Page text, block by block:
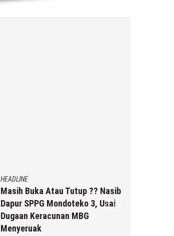
HEADLINE
Masih Buka Atau Tutup ?? Nasib
Dapur SPPG Mondoteko 3, Usai
Dugaan Keracunan MBG
Menyeruak